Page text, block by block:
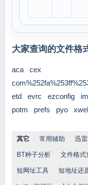
大家查询的文件格
aca
cex
etd
evrc ezconfig
potm
prefs pyo
其它 常用辅助 迅
BT种子分析 文件格式
短网址工具 短地址还